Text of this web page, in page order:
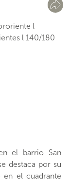
l
l 140/180
el barrio San
destaca por su
en el cuadrante